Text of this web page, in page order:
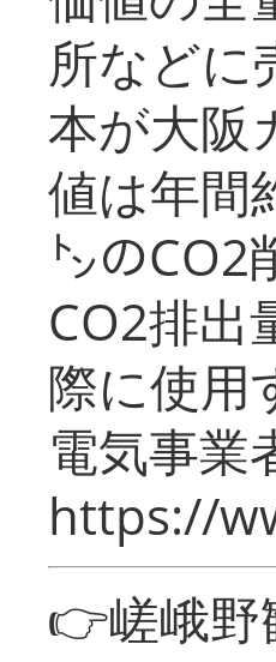
所などに
本が大阪
値は年間
㌧の
CO2排出
際に使用
電気事業
https://
👉嵯峨